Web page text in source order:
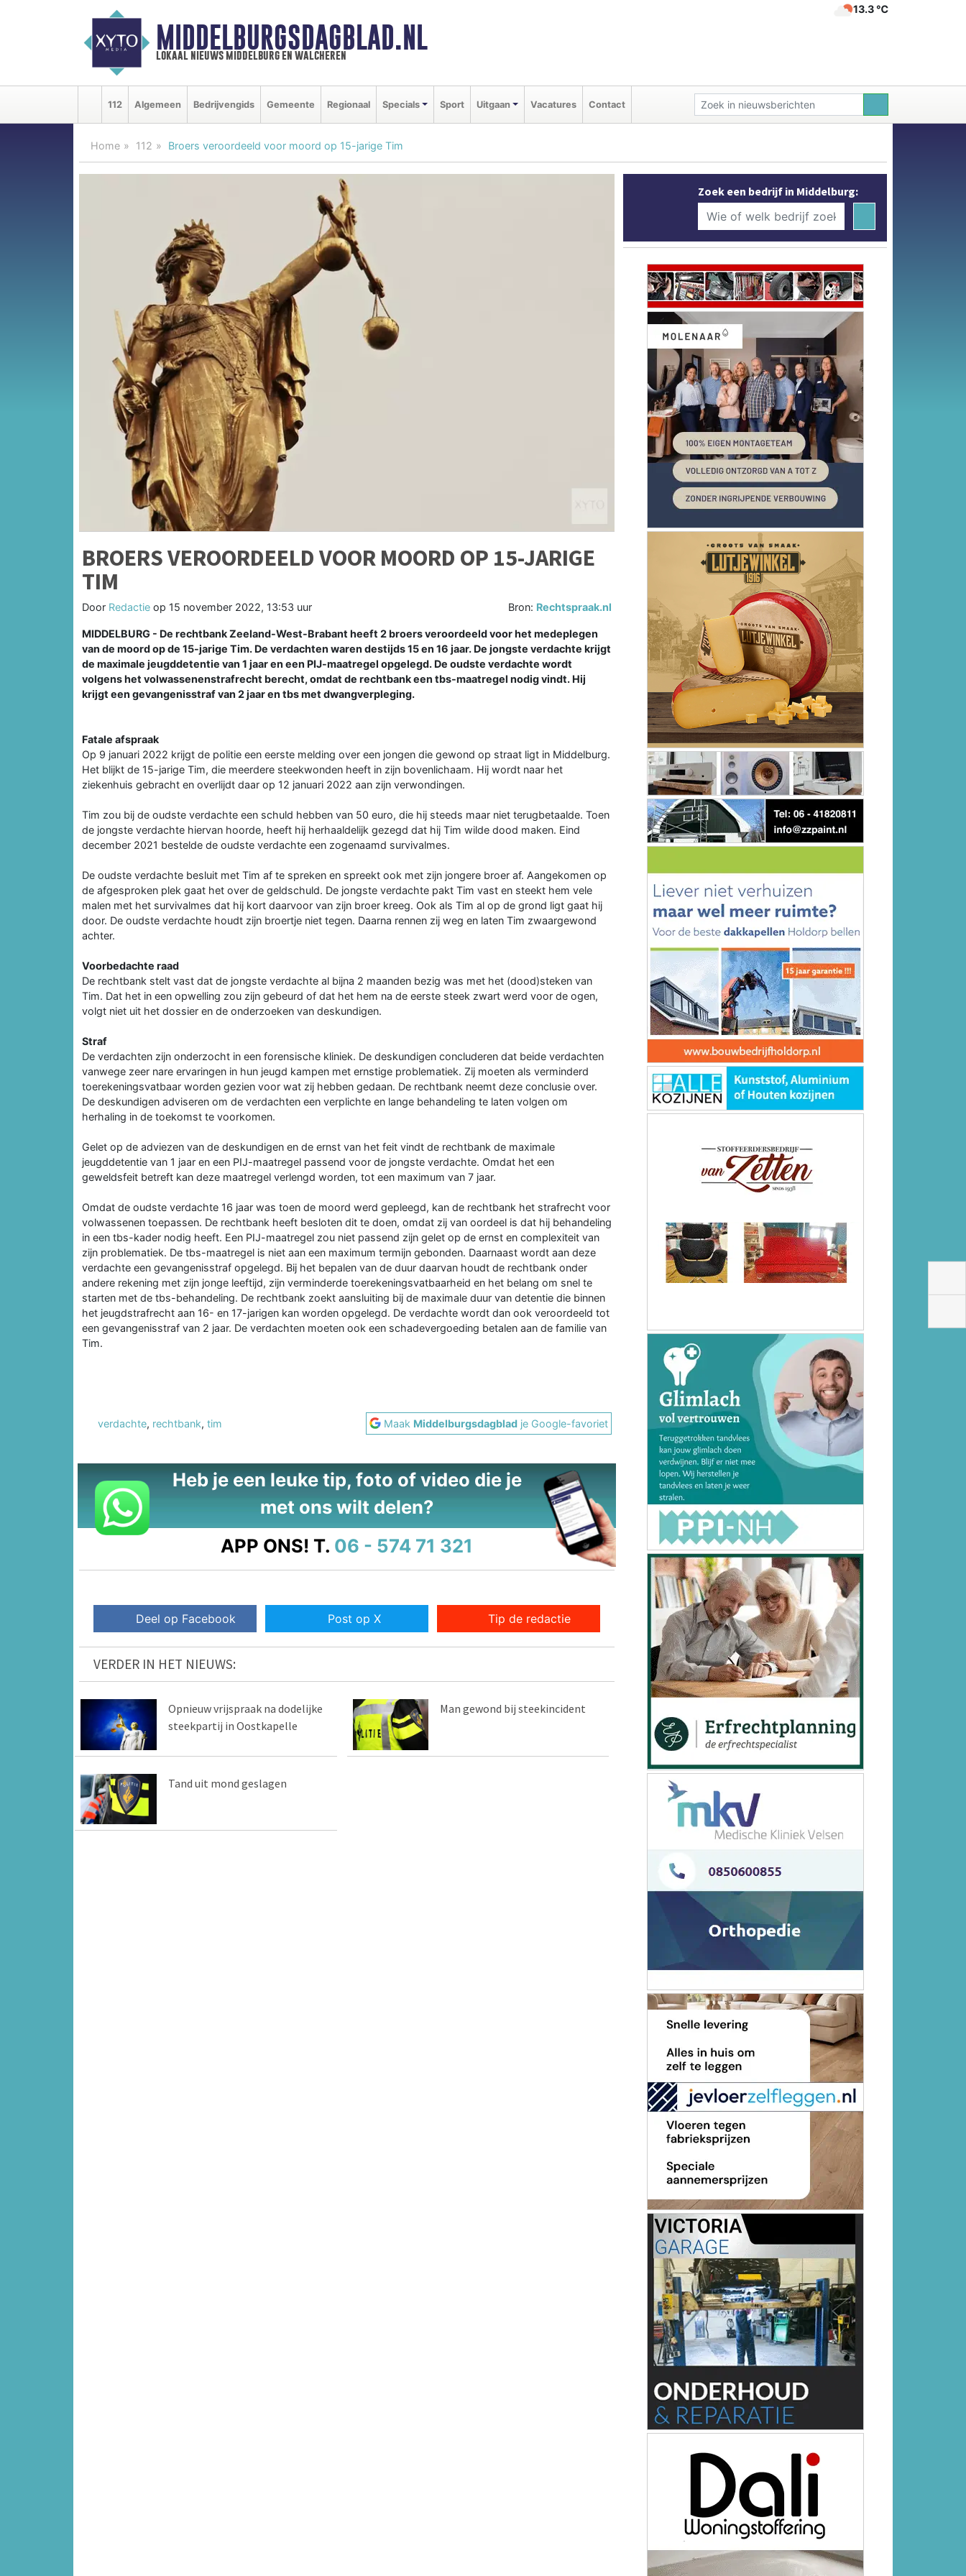
MIDDELBURGSDAGBLAD.NL
lokaal nieuws middelburg en walcheren
13.3 ℃
112 Algemeen Bedrijvengids Gemeente Regionaal Specials Sport Uitgaan Vacatures Contact
Home 112 Broers veroordeeld voor moord op 15-jarige Tim
BROERS VEROORDEELD VOOR MOORD OP 15-JARIGE
TIM
Door Redactie op 15 november 2022, 13:53 uur Bron: Rechtspraak.nl
MIDDELBURG - De rechtbank Zeeland-West-Brabant heeft 2 broers veroordeeld voor het medeplegen
van de moord op de 15-jarige Tim. De verdachten waren destijds 15 en 16 jaar. De jongste verdachte krijgt
de maximale jeugddetentie van 1 jaar en een PIJ-maatregel opgelegd. De oudste verdachte wordt
volgens het volwassenenstrafrecht berecht, omdat de rechtbank een tbs-maatregel nodig vindt. Hij
krijgt een gevangenisstraf van 2 jaar en tbs met dwangverpleging.
Fatale afspraak
Op 9 januari 2022 krijgt de politie een eerste melding over een jongen die gewond op straat ligt in Middelburg.
Het blijkt de 15-jarige Tim, die meerdere steekwonden heeft in zijn bovenlichaam. Hij wordt naar het
ziekenhuis gebracht en overlijdt daar op 12 januari 2022 aan zijn verwondingen.
Tim zou bij de oudste verdachte een schuld hebben van 50 euro, die hij steeds maar niet terugbetaalde. Toen
de jongste verdachte hiervan hoorde, heeft hij herhaaldelijk gezegd dat hij Tim wilde dood maken. Eind
december 2021 bestelde de oudste verdachte een zogenaamd survivalmes.
De oudste verdachte besluit met Tim af te spreken en spreekt ook met zijn jongere broer af. Aangekomen op
de afgesproken plek gaat het over de geldschuld. De jongste verdachte pakt Tim vast en steekt hem vele
malen met het survivalmes dat hij kort daarvoor van zijn broer kreeg. Ook als Tim al op de grond ligt gaat hij
door. De oudste verdachte houdt zijn broertje niet tegen. Daarna rennen zij weg en laten Tim zwaargewond
achter.
Voorbedachte raad
De rechtbank stelt vast dat de jongste verdachte al bijna 2 maanden bezig was met het (dood)steken van
Tim. Dat het in een opwelling zou zijn gebeurd of dat het hem na de eerste steek zwart werd voor de ogen,
volgt niet uit het dossier en de onderzoeken van deskundigen.
Straf
De verdachten zijn onderzocht in een forensische kliniek. De deskundigen concluderen dat beide verdachten
vanwege zeer nare ervaringen in hun jeugd kampen met ernstige problematiek. Zij moeten als verminderd
toerekeningsvatbaar worden gezien voor wat zij hebben gedaan. De rechtbank neemt deze conclusie over.
De deskundigen adviseren om de verdachten een verplichte en lange behandeling te laten volgen om
herhaling in de toekomst te voorkomen.
Gelet op de adviezen van de deskundigen en de ernst van het feit vindt de rechtbank de maximale
jeugddetentie van 1 jaar en een PIJ-maatregel passend voor de jongste verdachte. Omdat het een
geweldsfeit betreft kan deze maatregel verlengd worden, tot een maximum van 7 jaar.
Omdat de oudste verdachte 16 jaar was toen de moord werd gepleegd, kan de rechtbank het strafrecht voor
volwassenen toepassen. De rechtbank heeft besloten dit te doen, omdat zij van oordeel is dat hij behandeling
in een tbs-kader nodig heeft. Een PIJ-maatregel zou niet passend zijn gelet op de ernst en complexiteit van
zijn problematiek. De tbs-maatregel is niet aan een maximum termijn gebonden. Daarnaast wordt aan deze
verdachte een gevangenisstraf opgelegd. Bij het bepalen van de duur daarvan houdt de rechtbank onder
andere rekening met zijn jonge leeftijd, zijn verminderde toerekeningsvatbaarheid en het belang om snel te
starten met de tbs-behandeling. De rechtbank zoekt aansluiting bij de maximale duur van detentie die binnen
het jeugdstrafrecht aan 16- en 17-jarigen kan worden opgelegd. De verdachte wordt dan ook veroordeeld tot
een gevangenisstraf van 2 jaar. De verdachten moeten ook een schadevergoeding betalen aan de familie van
Tim.
verdachte, rechtbank, tim Maak Middelburgsdagblad je Google-favoriet
Heb je een leuke tip, foto of video die je
met ons wilt delen?
APP ONS! T. 06 - 574 71 321
Deel op Facebook Post op X Tip de redactie
VERDER IN HET NIEUWS:
Opnieuw vrijspraak na dodelijke
steekpartij in Oostkapelle
Man gewond bij steekincident
Tand uit mond geslagen
Zoek een bedrijf in Middelburg: